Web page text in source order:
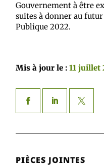
Gouvernement à être
suites à donner au
Publique 2022.
Mis à jour le :11 juillet
PIÈCES JOINTES